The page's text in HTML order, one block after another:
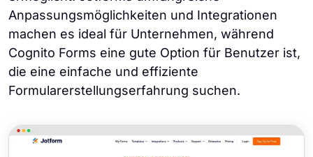
Anpassungsmöglichkeiten und Integrationen
machen es ideal für Unternehmen, während
Cognito Forms eine gute Option für Benutzer ist,
die eine einfache und effiziente
Formularerstellungserfahrung suchen.